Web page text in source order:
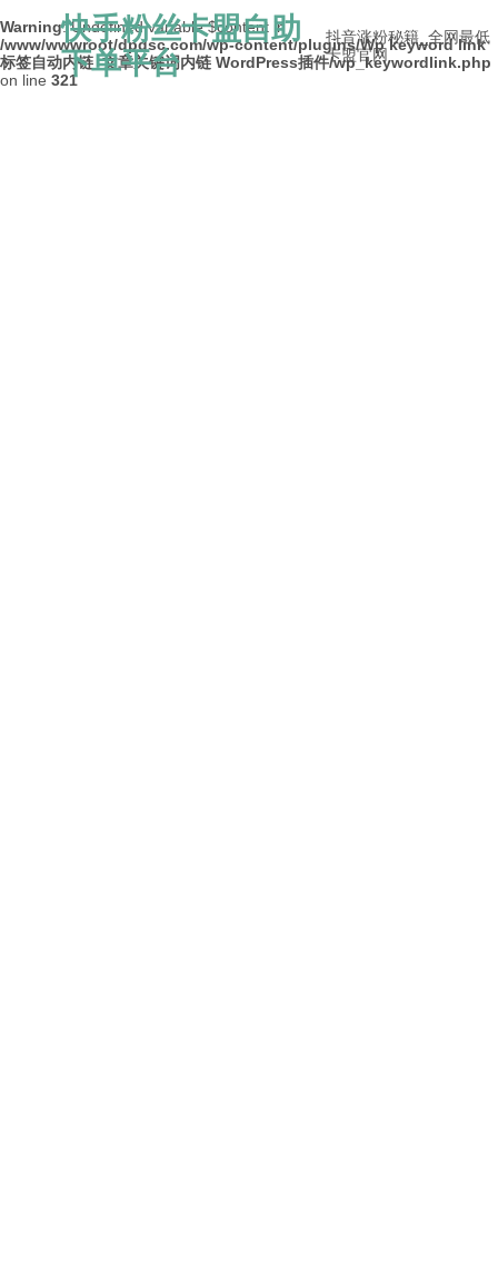
Warning: Undefined variable $content in
/www/wwwroot/dpdsc.com/wp-content/plugins/Wp keyword link
标签自动内链_文章关键词内链 WordPress插件/wp_keywordlink.php
on line 321
快手粉丝卡盟自助
下单平台
抖音涨粉秘籍_全网最低
卡盟官网